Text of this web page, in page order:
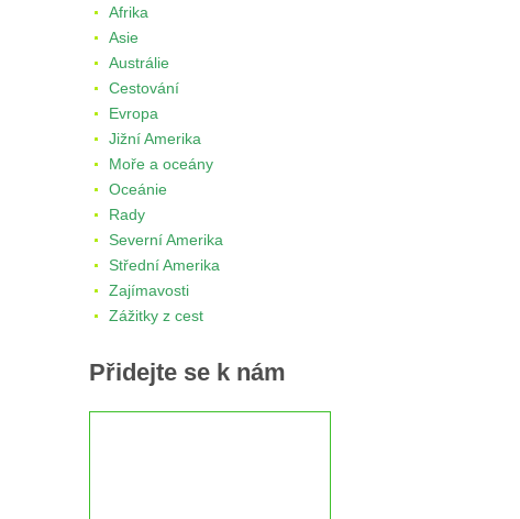
Afrika
Asie
Austrálie
Cestování
Evropa
Jižní Amerika
Moře a oceány
Oceánie
Rady
Severní Amerika
Střední Amerika
Zajímavosti
Zážitky z cest
Přidejte se k nám